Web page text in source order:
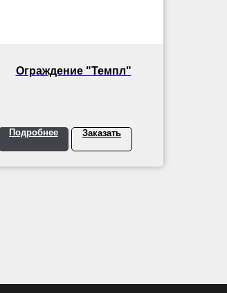
Ограждение "Темпл"
Подробнее Заказать